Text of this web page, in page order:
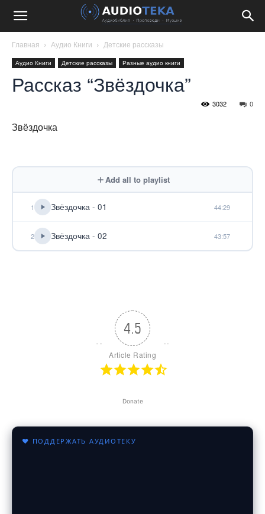
Главная Аудио Книги Детские рассказы
Аудио Книги Детские рассказы Разные аудио книги
Рассказ “Звёздочка”
0
3032
Звёздочка
Add all to playlist
1 Звёздочка - 01 44:29
2 Звёздочка - 02 43:57
4.5
Article Rating
Donate
♥ ПОДДЕРЖАТЬ АУДИОТЕКУ